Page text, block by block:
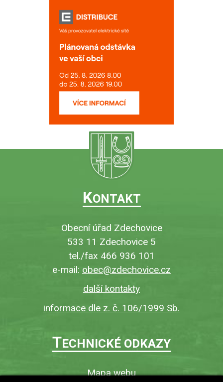
KONTAKT
Obecní úřad Zdechovice
533 11 Zdechovice 5
tel./fax 466 936 101
e-mail: obec@zdechovice.cz
další kontakty
informace dle z. č. 106/1999 Sb.
TECHNICKÉ ODKAZY
Mapa webu